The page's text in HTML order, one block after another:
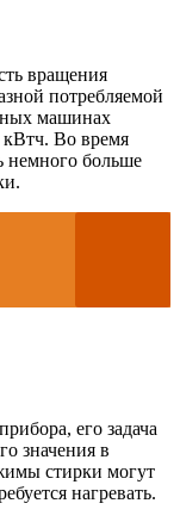
вращения
потребляемой
машинах
кВтч. Во время
немного больше
его задача
значения в
стирки могут
нагревать.